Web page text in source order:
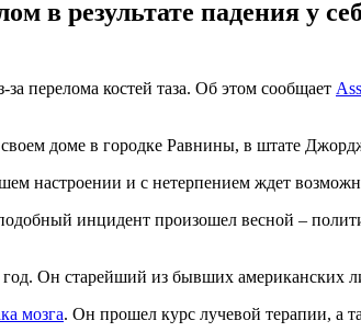
результате падения у
перелома костей таза. Об этом сообщает
доме в городке Равнины, в штате
настроении и с нетерпением ждет
инцидент произошел весной –
Он старейший из бывших американских
мозга. Он прошел курс лучевой терапии, а